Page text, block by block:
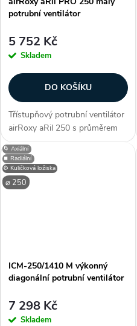
potrubní ventilátor
5 752 Kč
Skladem
DO KOŠÍKU
Třístupňový potrubní ventilátor
airRoxy aRil 250 s průměrem
připojení potrubí 250 mm.
Ventilátor je navržen pro
napojení na vzduchotechnické
potrubí a odsávání vzduchu
⚙️ Kuličková ložiska
⌀ 250
🌀 Axiální
⏹️ Radiální
ICM-250/1410 M výkonný
diagonální potrubní ventilátor
7 298 Kč
Skladem